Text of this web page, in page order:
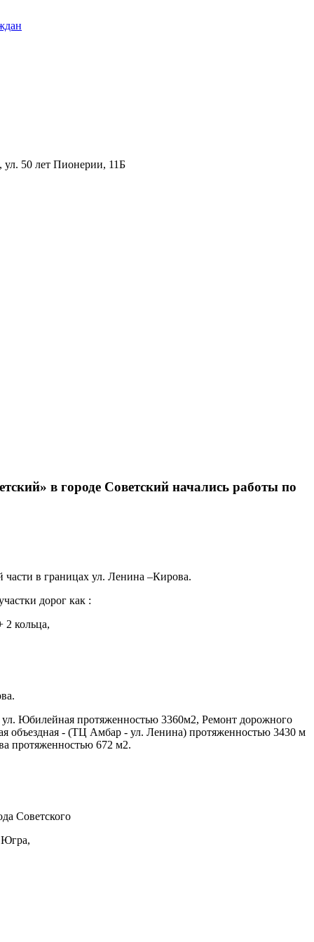
50 лет Пионерии, 11Б
в городе Советский начались работы по
части в границах ул. Ленина –Кирова.
дорог как :
2 кольца,
Юбилейная протяженностью 3360м2, Ремонт дорожного
объездная - (ТЦ Амбар - ул. Ленина) протяженностью 3430 м
протяженностью 672 м2.
Советского
Югра,